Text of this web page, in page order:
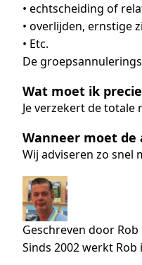
• echtscheiding of
• overlijden, ernstige
• Etc.
De
Wat moet ik
Je verzekert de
Wanneer moet
Wij adviseren zo snel
Geschreven door
Sinds 2002 werkt